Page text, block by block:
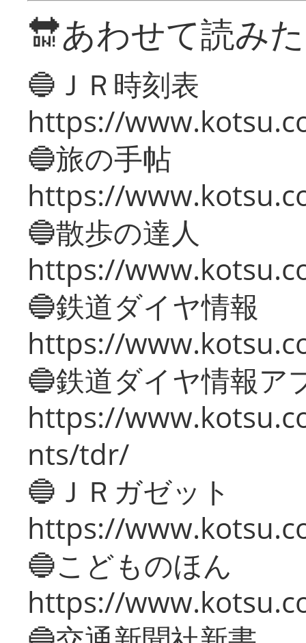
🔛あわせて読み
🔵ＪＲ時刻表
https://
🔵旅の手帖
https://
🔵散歩の達人
https://
🔵鉄道ダイヤ情報
https://
🔵鉄道ダイヤ情報ア
https://
nts/tdr/
🔵ＪＲガゼット
https://
🔵こどものほん
https://